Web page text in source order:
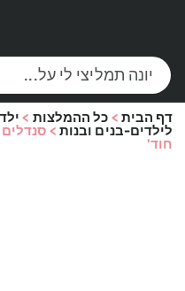
דף הבית > כל ההמלצות >
לילדים-בנים ובנות >
חוד'